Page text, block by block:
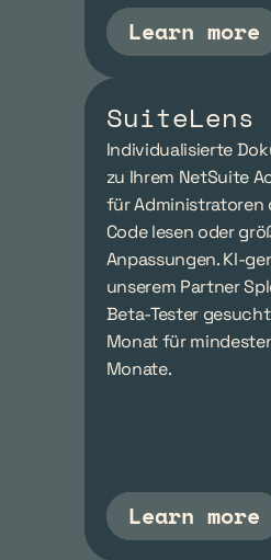
Learn more
SuiteLens
Individualisierte
zu Ihrem NetSuite
für Administratoren
Code lesen oder
Anpassungen. KI-
unserem Partner
Beta-Tester
Monat für
Monate.
Learn more